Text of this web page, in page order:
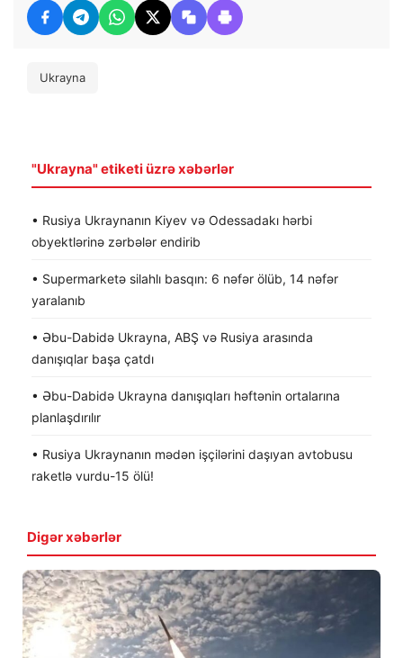
Ukrayna
"Ukrayna" etiketi üzrə xəbərlər
• Rusiya Ukraynanın Kiyev və Odessadakı hərbi
obyektlərinə zərbələr endirib
• Supermarketə silahlı basqın: 6 nəfər ölüb, 14 nəfər
yaralanıb
• Əbu-Dabidə Ukrayna, ABŞ və Rusiya arasında
danışıqlar başa çatdı
• Əbu-Dabidə Ukrayna danışıqları həftənin ortalarına
planlaşdırılır
• Rusiya Ukraynanın mədən işçilərini daşıyan avtobusu
raketlə vurdu-15 ölü!
Digər xəbərlər